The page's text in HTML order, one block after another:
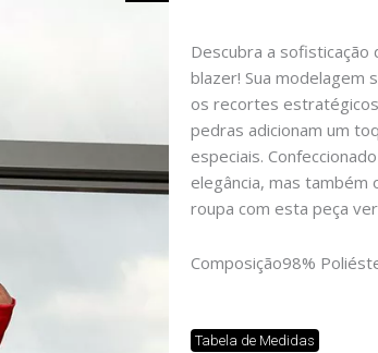
Descubra a
blazer! Sua modelagem
os recortes
pedras adicionam um
especiais.
elegância, mas
roupa com esta peça
Composição98%
Tabela de Medidas